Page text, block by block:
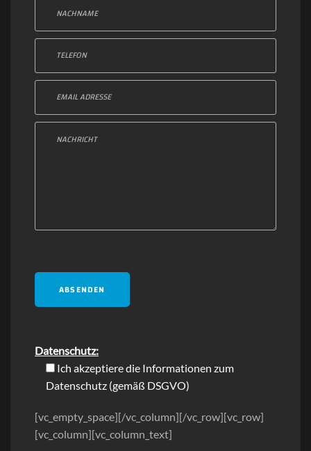
Datenschutz:
Ich akzeptiere die Informationen zum
Datenschutz (gemäß DSGVO)
[vc_empty_space][/vc_column][/vc_row][vc_row]
[vc_column][vc_column_text]